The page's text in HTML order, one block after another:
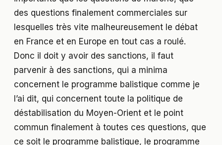
des questions finalement commerciales sur
lesquelles très vite malheureusement le débat
en France et en Europe en tout cas a roulé.
Donc il doit y avoir des sanctions, il faut
parvenir à des sanctions, qui a minima
concernent le programme balistique comme je
l’ai dit, qui concernent toute la politique de
déstabilisation du Moyen-Orient et le point
commun finalement à toutes ces questions, que
ce soit le programme balistique, le programme